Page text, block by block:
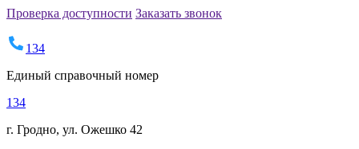
Проверка доступности Заказать звонок
134
Единый справочный номер
134
г. Гродно, ул. Ожешко 42